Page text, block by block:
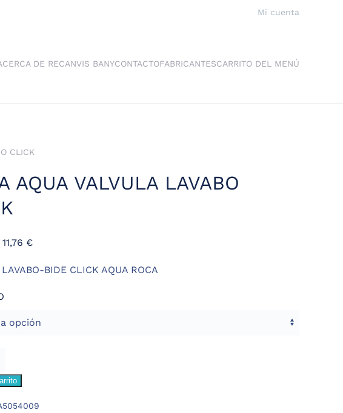
Mi cuenta
DE RECANVIS BANYCONTACTOFABRICANTESCARRITO DEL MENÚ
CLICK
AQUA VALVULA LAVABO
11,76 €
BIDE CLICK AQUA ROCA